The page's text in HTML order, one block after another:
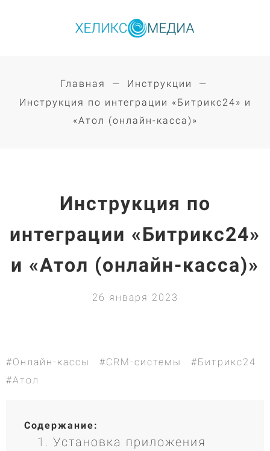
Главная
Инструкции
Инструкция по интеграции «Битрикс24» и
«Атол (онлайн-касса)»
Инструкция по
интеграции «Битрикс24»
и «Атол (онлайн-касса)»
26 января 2023
#Онлайн-кассы #CRM-системы
#Битрикс24
#Атол
Содержание:
Установка приложения